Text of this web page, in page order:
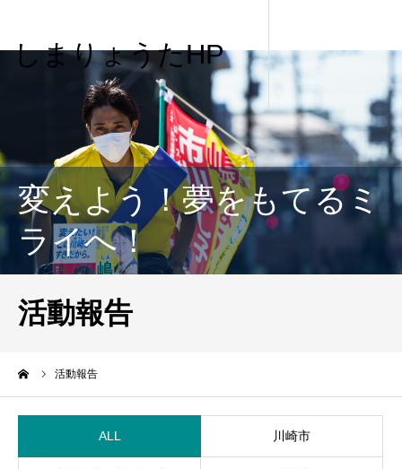
しまりょうたHP
変えよう！夢をもてるミ
ライへ！
活動報告
活動報告
ALL 川崎市